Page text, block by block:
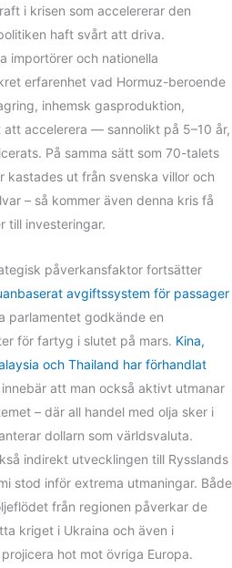
i krisen som accelererar den
haft svårt att driva.
importörer och nationella
erfarenhet vad Hormuz-beroende
inhemsk gasproduktion,
accelerera — sannolikt på 5–10 år,
På samma sätt som 70-talets
kastades ut från svenska villor och
– så kommer även denna kris få
till investeringar.
påverkansfaktor fortsätter
avgiftssystem för passager
parlamentet godkände en
för fartyg i slutet på mars. Kina,
och Thailand har förhandlat
innebär att man också aktivt utmanar
– där all handel med olja sker i
dollarn som världsvaluta.
indirekt utvecklingen till Rysslands
stod inför extrema utmaningar. Både
från regionen påverkar de
kriget i Ukraina och även i
hot mot övriga Europa.